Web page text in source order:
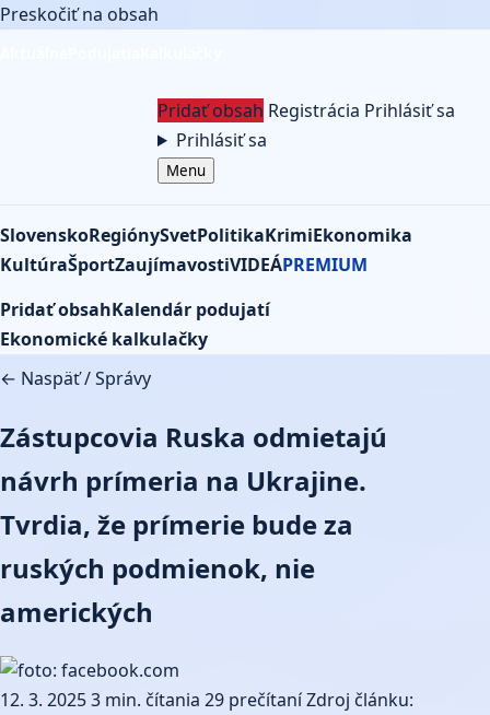
Preskočiť na obsah
Pridať obsah Registrácia Prihlásiť sa
Prihlásiť sa
Menu
SlovenskoRegiónySvetPolitikaKrimiEkonomika
KultúraŠportZaujímavostiVIDEÁPREMIUM
Pridať obsahKalendár podujatí
Ekonomické kalkulačky
← Naspäť/Správy
Zástupcovia Ruska odmietajú
návrh prímeria na Ukrajine.
Tvrdia, že prímerie bude za
ruských podmienok, nie
amerických
12. 3. 20253 min. čítania 29 prečítaníZdroj článku: